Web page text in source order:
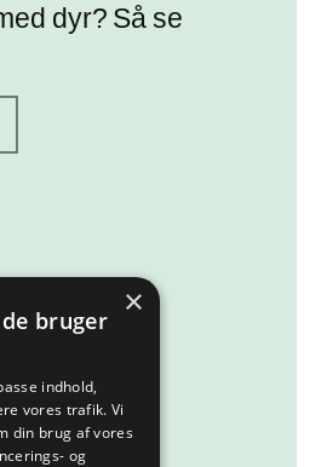
dyr? Så se
×
bruger
indhold,
vores trafik. Vi
din brug af vores
og